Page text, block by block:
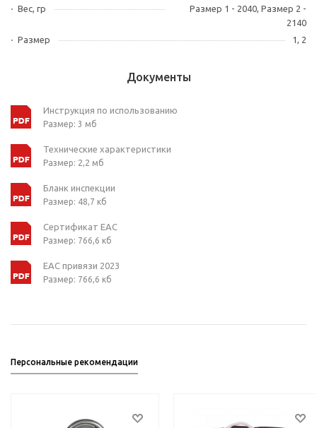
Вес, гр
Размер 1 - 2040, Размер 2 -
2140
Размер
1, 2
Документы
Инструкция по использованию
Размер: 3 мб
Технические характеристики
Размер: 2,2 мб
Бланк инспекции
Размер: 48,7 кб
Сертификат ЕАС
Размер: 766,6 кб
ЕАС привязи 2023
Размер: 766,6 кб
Персональные рекомендации